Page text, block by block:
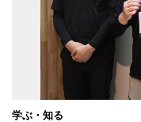
学ぶ・知る